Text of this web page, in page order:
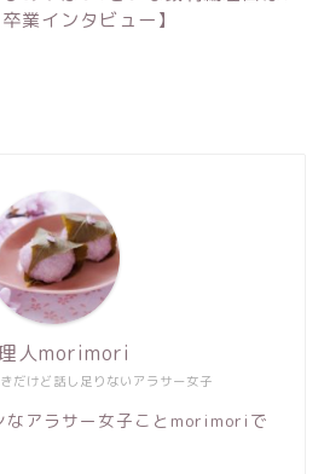
卒業インタビュー】
だけど話し足りないアラサー女子
人morimori
なアラサー女子ことmorimoriで